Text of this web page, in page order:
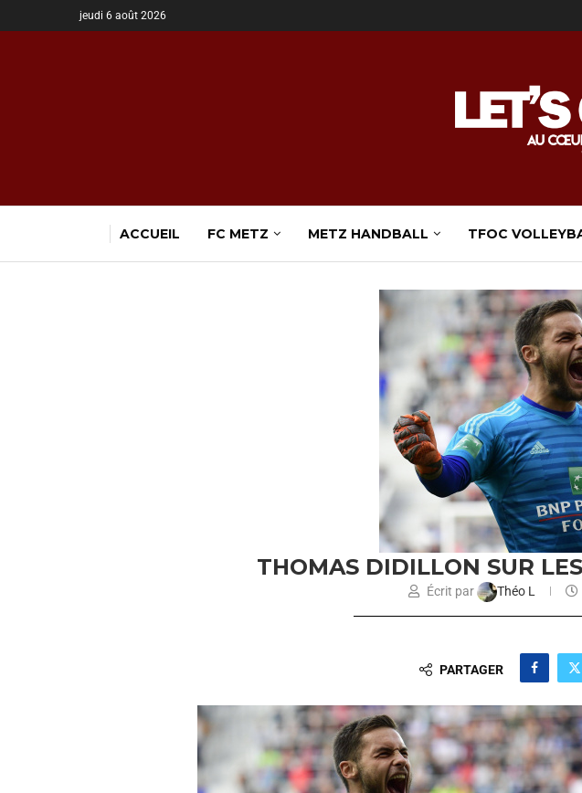
jeudi 6 août 2026
ACCUEIL FC METZ METZ HANDBALL TFOC
THOMAS DIDILLON SUR
Écrit par Théo L
PARTAGER